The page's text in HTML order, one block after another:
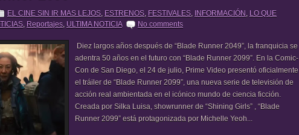
EL CINE SIN IR MAS LEJOS, ESTRENOS, FESTIVALES, INFORMACIÓN , LO QUE
, Reportajes, ULTIMA NOTICIA No comments
Diez largos años después de “Blade Runner 2049”, la franquicia se
adentra 50 años en el futuro con “Blade Runner 2099”. En la Comic-
Con de San Diego, el 24 de julio, Prime Video presentó oficialmente
el tráiler de “Blade Runner 2099”, una nueva serie de televisión de
acción real ambientada en el icónico mundo de ciencia ficción.
Creada por Silka Luisa, showrunner de “Shining Girls” , “Blade
Runner 2099” está protagonizada por Michelle Yeoh...